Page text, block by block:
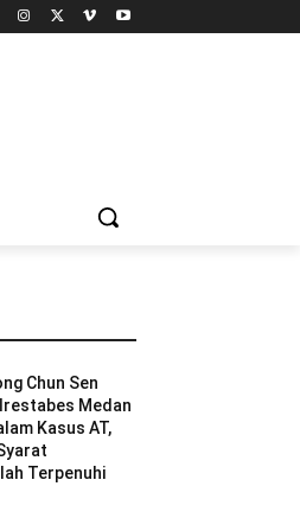
Chun Sen
Medan
Kasus AT,
Terpenuhi